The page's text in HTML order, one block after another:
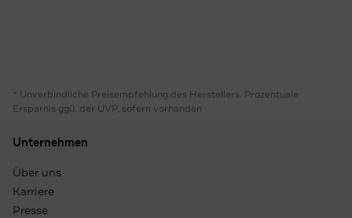
* Unverbindliche Preisempfehlung des Herstellers. Prozentuale
Ersparnis ggü. der UVP, sofern vorhanden
Unternehmen
Über uns
Karriere
Presse